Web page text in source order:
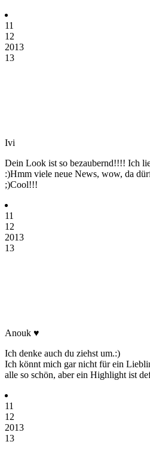
11
12
2013
13
Ivi
Dein Look ist so bezaubernd!!!! Ich
:)Hmm viele neue News, wow, da
;)Cool!!!
11
12
2013
13
Anouk ♥
Ich denke auch du ziehst um.:)
Ich könnt mich gar nicht für ein
alle so schön, aber ein Highlight ist
11
12
2013
13